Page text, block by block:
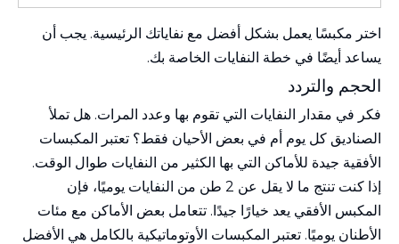
اختر مكبسًا يعمل بشكل أفضل مع نفاياتك الرئيسية. يجب أن
يساعد أيضًا في خطة النفايات الخاصة بك.
الحجم والتردد
فكر في مقدار النفايات التي تقوم بها وعدد المرات. هل تملأ
الصناديق كل يوم أم في بعض الأحيان فقط؟ تعتبر المكبسات
الأفقية جيدة للأماكن التي بها الكثير من النفايات طوال الوقت.
إذا كنت تنتج ما لا يقل عن 2 طن من النفايات يوميًا، فإن
المكبس الأفقي يعد خيارًا جيدًا. تتعامل بعض الأماكن مع مئات
الأطنان يوميًا. تعتبر المكبسات الأوتوماتيكية بالكامل هي الأفضل